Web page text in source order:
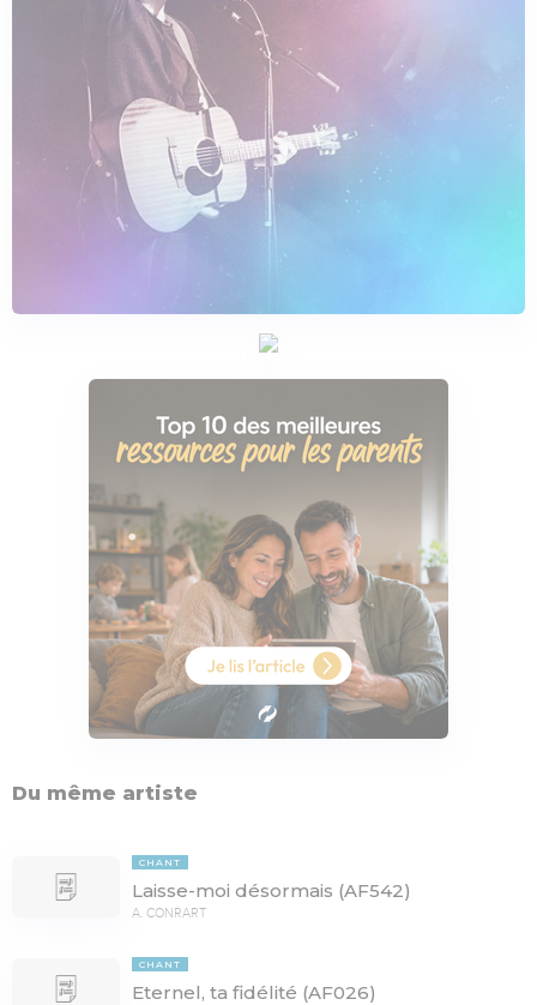
Du même artiste
CHANT
Laisse-moi désormais (AF542)
A. CONRART
CHANT
Eternel, ta fidélité (AF026)